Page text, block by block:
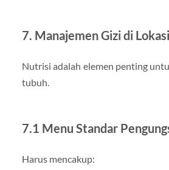
7. Manajemen Gizi di
Nutrisi adalah elemen penting
tubuh.
7.1 Menu Standar
Harus mencakup: